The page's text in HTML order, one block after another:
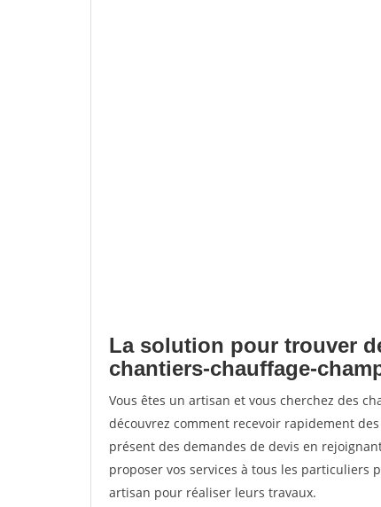
La solution pour trouver
chantiers-chauffage-
Vous êtes un artisan et vous cherchez des
découvrez comment recevoir rapidement
présent des demandes de devis en
proposer vos services à tous les particuliers
artisan pour réaliser leurs travaux.